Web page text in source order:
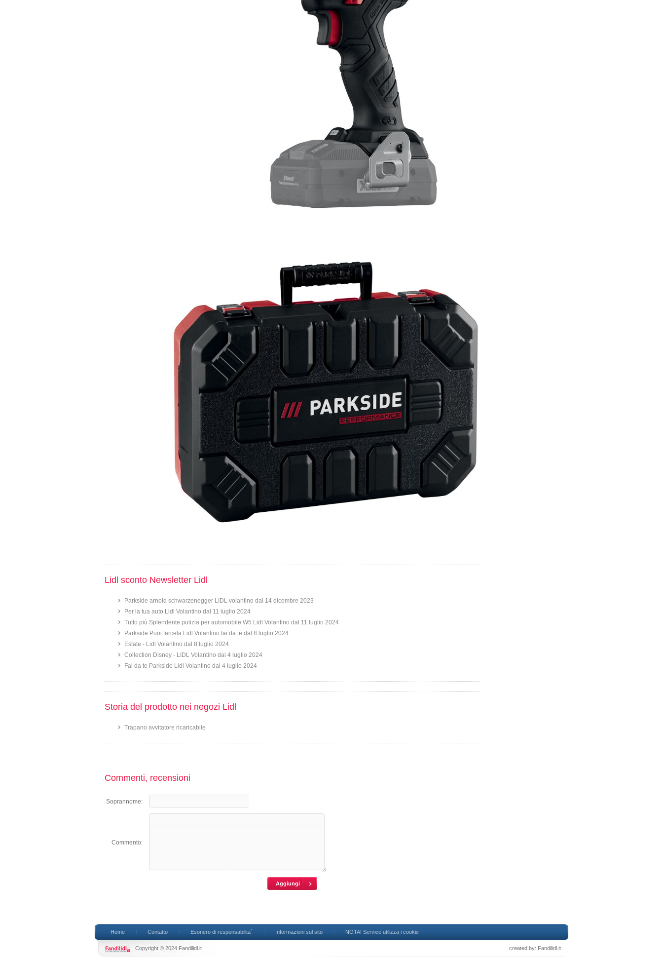
Lidl sconto Newsletter Lidl
Parkside arnold schwarzenegger LIDL volantino dal 14 dicembre 2023
Per la tua auto Lidl Volantino dal 11 luglio 2024
Tutto più Splendente pulizia per automobile W5 Lidl Volantino dal 11 luglio 2024
Parkside Puoi farcela Lidl Volantino fai da te dal 8 luglio 2024
Estate - Lidl Volantino dal 8 luglio 2024
Collection Disney - LIDL Volantino dal 4 luglio 2024
Fai da te Parkside Lidl Volantino dal 4 luglio 2024
Storia del prodotto nei negozi Lidl
Trapano avvitatore ricaricabile
Commenti, recensioni
Soprannome:
Commento:
Home Contatto Esonero di responsabilita` Informazioni sul sito NOTA! Service utilizza i cookie
Copyright © 2024 Fandilidl.it created by: Fandilidl.it